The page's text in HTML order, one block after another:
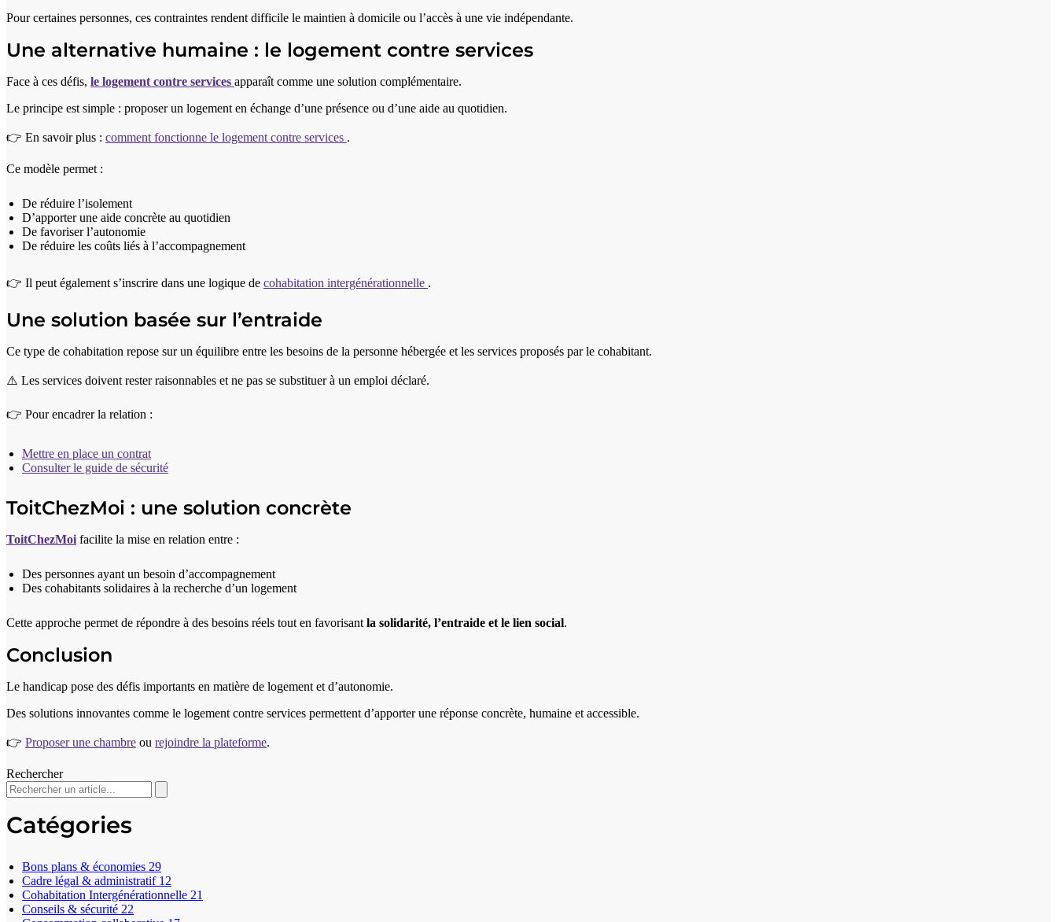
Pour certaines personnes, ces contraintes rendent difficile le maintien à domicile ou l’accès à une vie indépendante.
Une alternative humaine : le logement contre services
Face à ces défis, le logement contre services apparaît comme une solution complémentaire.
Le principe est simple : proposer un logement en échange d’une présence ou d’une aide au quotidien.
👉 En savoir plus : comment fonctionne le logement contre services .
Ce modèle permet :
De réduire l’isolement
D’apporter une aide concrète au quotidien
De favoriser l’autonomie
De réduire les coûts liés à l’accompagnement
👉 Il peut également s’inscrire dans une logique de cohabitation intergénérationnelle .
Une solution basée sur l’entraide
Ce type de cohabitation repose sur un équilibre entre les besoins de la personne hébergée et les services proposés par le cohabitant.
⚠️ Les services doivent rester raisonnables et ne pas se substituer à un emploi déclaré.
👉 Pour encadrer la relation :
Mettre en place un contrat
Consulter le guide de sécurité
ToitChezMoi : une solution concrète
ToitChezMoi facilite la mise en relation entre :
Des personnes ayant un besoin d’accompagnement
Des cohabitants solidaires à la recherche d’un logement
Cette approche permet de répondre à des besoins réels tout en favorisant la solidarité, l’entraide et le lien social.
Conclusion
Le handicap pose des défis importants en matière de logement et d’autonomie.
Des solutions innovantes comme le logement contre services permettent d’apporter une réponse concrète, humaine et accessible.
👉 Proposer une chambre ou rejoindre la plateforme.
Rechercher
Catégories
Bons plans & économies 29
Cadre légal & administratif 12
Cohabitation Intergénérationnelle 21
Conseils & sécurité 22